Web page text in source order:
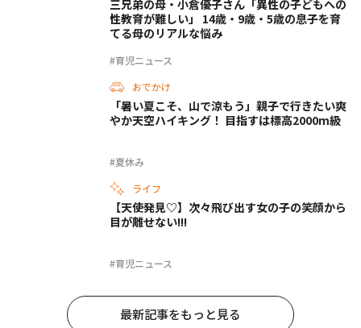
#育児ニュース
三兄弟の母・小倉優子さん「異性の子どもへの
性教育が難しい」 14歳・9歳・5歳の息子を育
てる母のリアルな悩み
おでかけ
#夏休み
「暑い夏こそ、山で涼もう」親子で行きたい爽
やか天空ハイキング！ 目指すは標高2000m級
ライフ
#育児ニュース
【天使発見♡】次々飛び出す女の子の笑顔から
目が離せない!!!
最新記事をもっと見る